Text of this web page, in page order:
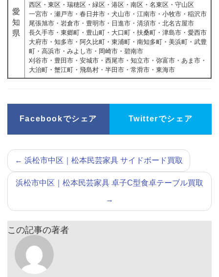
愛
知
県
西区・東区・瑞穂区・緑区・港区・南区・名東区・守山区
一宮市・瀬戸市・春日井市・犬山市・江南市・小牧市・稲沢市
尾張旭市・岩倉市・豊明市・日進市・清須市・北名古屋市
長久手市・東郷町・豊山町・大口町・扶桑町・津島市・愛西市
大府市・知多市・阿久比町・東浦町・南知多町・美浜町・武豊
町・高浜市・みよし市・岡崎市・碧南市
刈谷市・豊田市・安城市・西尾市・知立市・弥富市・あま市・
大治町・蟹江町・飛島村・半田市・常滑市・東海市
Facebookでシェア Twitterでシェア
← 浜松市中区｜松本民芸家具 サイドボード買取
浜松市中区｜松本民芸家具 卓子C型食卓テーブル買取
→
この記事の著者